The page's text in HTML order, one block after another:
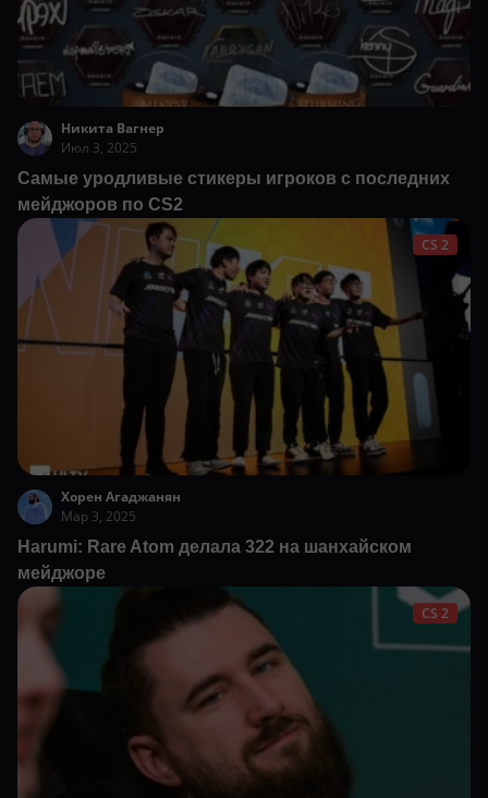
Никита Вагнер
Июл 3, 2025
Самые уродливые стикеры игроков с последних
мейджоров по CS2
CS 2
Хорен Агаджанян
Мар 3, 2025
Harumi: Rare Atom делала 322 на шанхайском
мейджоре
CS 2